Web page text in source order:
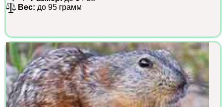
Вес: до 95 грамм